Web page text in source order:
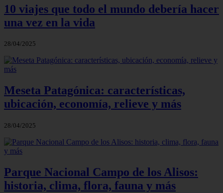
10 viajes que todo el mundo debería hacer
una vez en la vida
28/04/2025
Meseta Patagónica: características,
ubicación, economía, relieve y más
28/04/2025
Parque Nacional Campo de los Alisos:
historia, clima, flora, fauna y más